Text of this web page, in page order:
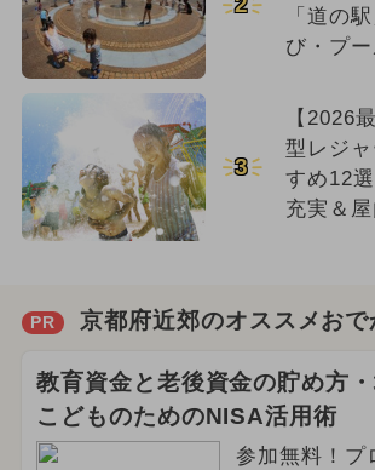
「道の
び・プ
3
【2026
型レジ
すめ12
充実＆屋
PR 京都府近郊のオススメおで
教育資金と老後資金の貯め方
こどものためのNISA活用術
参加無料！プ